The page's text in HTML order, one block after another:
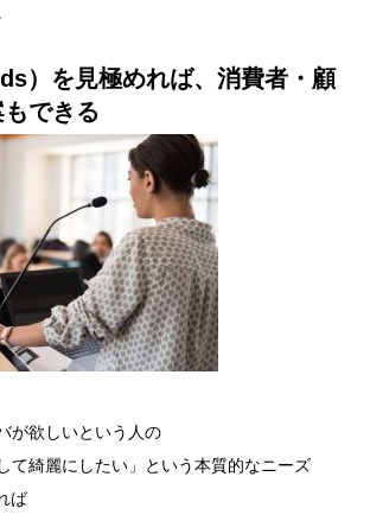
）を見極めれば、消費者・顧
できる
が欲しいという人の
て綺麗にしたい」という本質的なニーズ
ば